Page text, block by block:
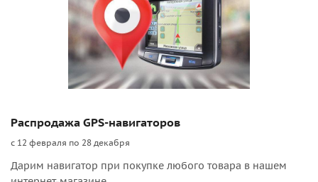
Распродажа GPS-навигаторов
с 12 февраля по 28 декабря
Дарим навигатор при покупке любого товара в нашем